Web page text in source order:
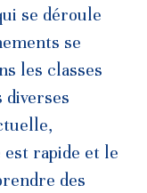
se déroule
se
les classes
rapide et le
des